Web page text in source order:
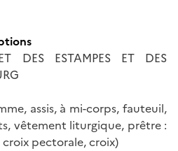
DES ESTAMPES ET DES
assis, à mi-corps, fauteuil,
vêtement liturgique, prêtre :
pectorale, croix)